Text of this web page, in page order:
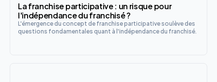
La franchise participative : un risque pour
l'indépendance du franchisé ?
L'émergence du concept de franchise participative soulève des
questions fondamentales quant à l'indépendance du franchisé.